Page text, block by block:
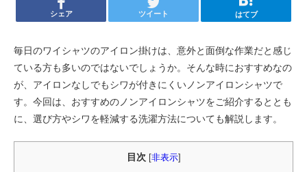
シェア ツイート はてブ
毎日のワイシャツのアイロン掛けは、意外と面倒な作業だと感じ
ている方も多いのではないでしょうか。そんな時におすすめなの
が、アイロンなしでもシワが付きにくいノンアイロンシャツで
す。今回は、おすすめのノンアイロンシャツをご紹介するととも
に、選び方やシワを軽減する洗濯方法についても解説します。
目次 非表示]